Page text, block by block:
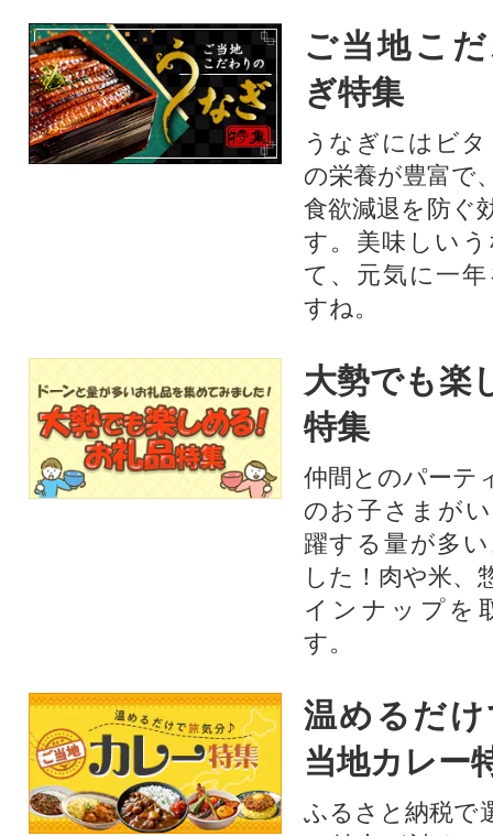
ご当地こ
ぎ特集
うなぎにはビ
の栄養が豊富で
食欲減退を防ぐ
す。美味しい
て、元気に一
すね。
大勢でも楽
特集
仲間とのパーテ
のお子さまが
躍する量が多
した！肉や米、
インナップを
す。
温めるだ
当地カレー
ふるさと納税で